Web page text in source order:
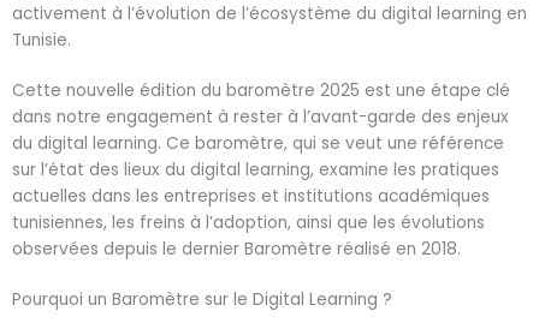
activement à l’évolution de l’écosystème du digital learning en
Tunisie.
Cette nouvelle édition du baromètre 2025 est une étape clé
dans notre engagement à rester à l’avant-garde des enjeux
du digital learning. Ce baromètre, qui se veut une référence
sur l’état des lieux du digital learning, examine les pratiques
actuelles dans les entreprises et institutions académiques
tunisiennes, les freins à l’adoption, ainsi que les évolutions
observées depuis le dernier Baromètre réalisé en 2018.
Pourquoi un Baromètre sur le Digital Learning ?